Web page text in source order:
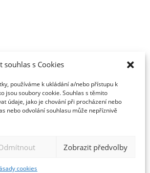
souhlas s Cookies
používáme k ukládání a/nebo přístupu k
jsou soubory cookie. Souhlas s těmito
údaje, jako je chování při procházení nebo
nebo odvolání souhlasu může nepříznivě
Zobrazit předvolby
cookies